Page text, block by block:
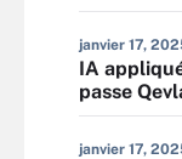
janvier 17,
IA
passe
janvier 17,